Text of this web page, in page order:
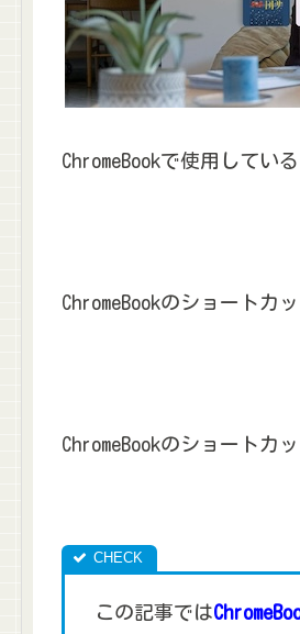
ChromeBookで使用してい
ChromeBookのショートカ
ChromeBookのショートカ
この記事では